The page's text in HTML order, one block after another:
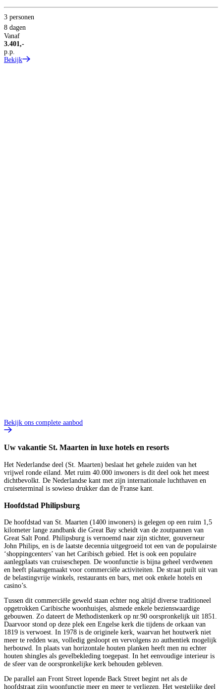
3 personen
8 dagen
Vanaf
3.401,-
p.p.
Bekijk
Bekijk ons complete aanbod
Uw vakantie St. Maarten in luxe hotels en resorts
Het Nederlandse deel (St. Maarten) beslaat het gehele zuiden van het
vrijwel ronde eiland. Met ruim 40.000 inwoners is dit deel ook het meest
dichtbevolkt. De Nederlandse kant met zijn internationale luchthaven en
cruiseterminal is sowieso drukker dan de Franse kant.
Hoofdstad Philipsburg
De hoofdstad van St. Maarten (1400 inwoners) is gelegen op een ruim 1,5
kilometer lange zandbank die Great Bay scheidt van de zoutpannen van
Great Salt Pond. Philipsburg is vernoemd naar zijn stichter, gouverneur
John Philips, en is de laatste decennia uitgegroeid tot een van de populairste
‘shoppingcenters’ van het Caribisch gebied. Het is ook een populaire
aanlegplaats van cruiseschepen. De woonfunctie is bijna geheel verdwenen
en heeft plaatsgemaakt voor commerciële activiteiten. De straat puilt uit van
de belastingvrije winkels, restaurants en bars, met ook enkele hotels en
casino’s.
Tussen dit commerciële geweld staan echter nog altijd diverse traditioneel
opgetrokken Caribische woonhuisjes, alsmede enkele bezienswaardige
gebouwen. Zo dateert de Methodistenkerk op nr.90 oorspronkelijk uit 1851.
Daarvoor stond op deze plek een Engelse kerk die tijdens de orkaan van
1819 is verwoest. In 1978 is de originele kerk, waarvan het houtwerk niet
meer te redden was, volledig gesloopt en vervolgens zo authentiek mogelijk
herbouwd. In plaats van horizontale houten planken heeft men nu echter
houten shingles als gevelbekleding toegepast. In het eenvoudige interieur is
de sfeer van de oorspronkelijke kerk behouden gebleven.
De parallel aan Front Street lopende Back Street begint net als de
hoofdstraat zijn woonfunctie meer en meer te verliezen. Het westelijke deel